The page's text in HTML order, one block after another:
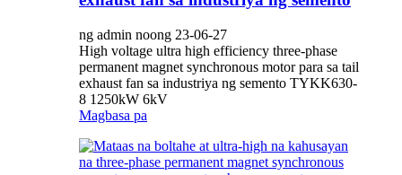
ng admin noong 23-06-27
High voltage ultra high efficiency three-phase
permanent magnet synchronous motor para sa tail
exhaust fan sa industriya ng semento TYKK630-
8 1250kW 6kV
Magbasa pa